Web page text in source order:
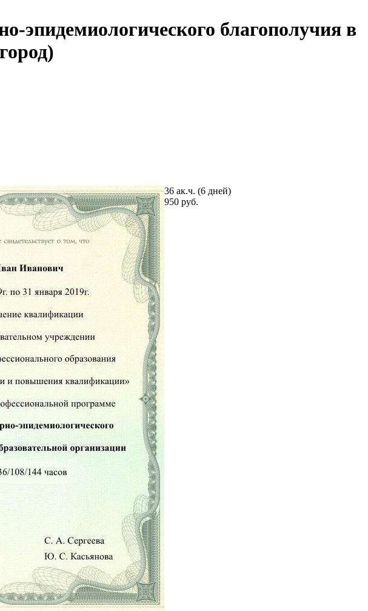
эпидемиологического благополучия в
36 ак.ч. (6 дней)
950 руб.